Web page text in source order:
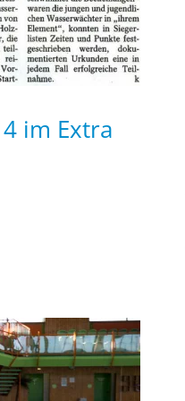
im Extra